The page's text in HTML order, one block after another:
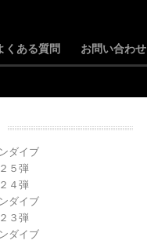
くある質問 お問い合わせ
ダイブ
５弾
４弾
ダイブ
３弾
ダイブ